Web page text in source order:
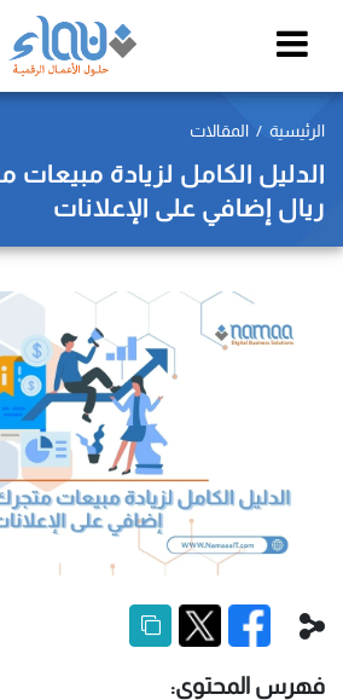
الرئيسية المقالات
الدليل الكامل لزيادة
ريال إضافي على الإعلانات
فهرس المحتوى: